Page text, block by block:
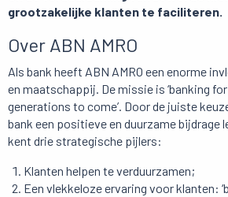
grootzakelijke klanten te faciliteren.
Over ABN AMRO
Als bank heeft ABN AMRO een enorme
en maatschappij. De missie is ‘banking
generations to come’. Door de juiste
bank een positieve en duurzame bijdrage
kent drie strategische pijlers:
Klanten helpen te verduurzamen;
Een vlekkeloze ervaring voor klanten: